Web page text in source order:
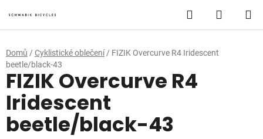
na
obsah
Hledat
KOŠÍK
Domů / Cyklistické oblečení / FIZIK Overcurve R4 Iridescent
beetle/black-43
FIZIK Overcurve R4
Iridescent
beetle/black-43